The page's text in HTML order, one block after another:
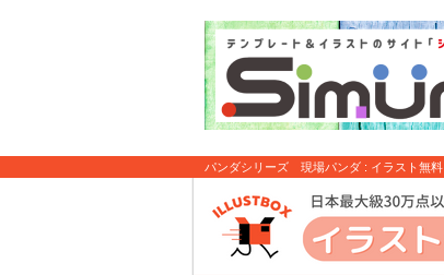
パンダシリーズ 現場パンダ : イラスト無料